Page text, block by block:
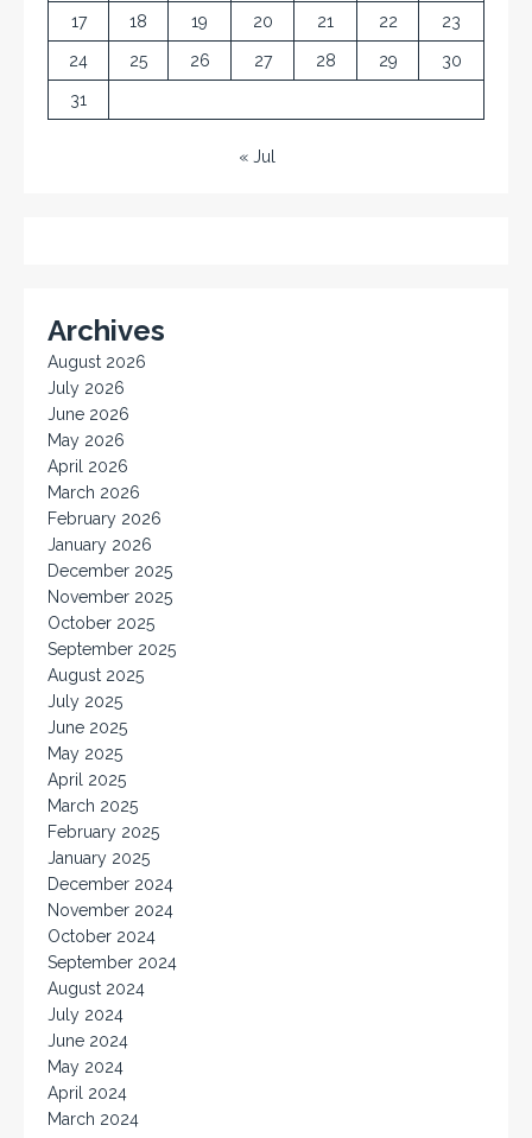
17 18 19 20 21 22 23
24 25 26 27 28 29 30
31
« Jul
Archives
August 2026
July 2026
June 2026
May 2026
April 2026
March 2026
February 2026
January 2026
December 2025
November 2025
October 2025
September 2025
August 2025
July 2025
June 2025
May 2025
April 2025
March 2025
February 2025
January 2025
December 2024
November 2024
October 2024
September 2024
August 2024
July 2024
June 2024
May 2024
April 2024
March 2024